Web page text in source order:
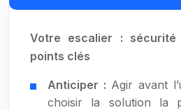
Votre escalier :
points clés
Anticiper : Agir avant
choisir la solution la